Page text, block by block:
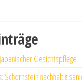
Gesichtspflege
Schornstein nachhaltig